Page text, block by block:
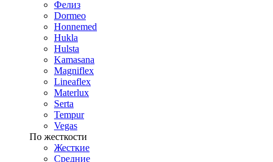
Фелиз
Dormeo
Honnemed
Hukla
Hulsta
Kamasana
Magniflex
Lineaflex
Materlux
Serta
Tempur
Vegas
По жесткости
Жесткие
Средние